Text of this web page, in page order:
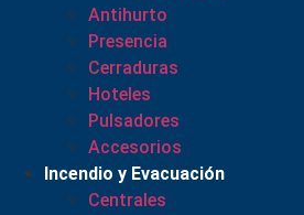
Antihurto
Presencia
Cerraduras
Hoteles
Pulsadores
Accesorios
Incendio y Evacuación
Centrales